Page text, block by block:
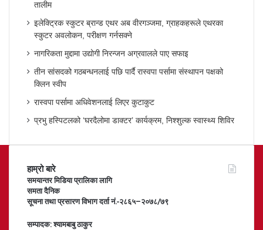
तालीम
इलेक्ट्रिक स्कुटर ब्रान्ड एथर अब वीरगञ्जमा, ग्राहकहरूले एथरका
स्कुटर अवलोकन, परीक्षण गर्नसक्ने
नागरिकता मुद्दामा उद्योगी निरन्जन अग्रवालले पाए सफाइ
तीन सांसदको गठबन्धनलाई पछि पार्दै रास्वपा पर्सामा संस्थापन पक्षको
क्लिन स्वीप
रास्वपा पर्सामा अधिवेशनलाई लिएर कुटाकुट
प्रभु हस्पिटलको ‘घरदैलोमा डाक्टर’ कार्यक्रम, निश्शुल्क स्वास्थ्य शिविर
हाम्रो बारे
समयान्तर मिडिया प्रालिका लागि
समता दैनिक
सूचना तथा प्रसारण विभाग दर्ता नं.-२८६५–२०७८/७९
सम्पादक: श्यामबाबु ठाकुर